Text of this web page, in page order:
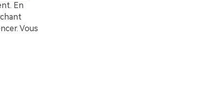
En
Vous